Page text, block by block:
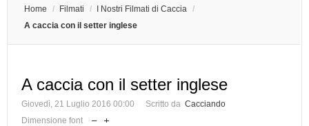
Home / Filmati / I Nostri Filmati di Caccia /
A caccia con il setter inglese
A caccia con il setter inglese
Giovedì, 21 Luglio 2016 00:00 Scritto da Cacciando
Dimensione font